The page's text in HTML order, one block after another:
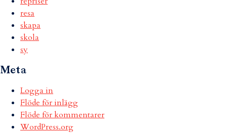
resa
skapa
skola
sy
Meta
Logga in
Flöde för inlägg
Flöde för kommentarer
WordPress.org